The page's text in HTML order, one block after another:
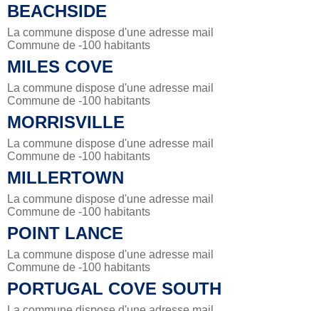
BEACHSIDE
La commune dispose d'une adresse mail
Commune de -100 habitants
MILES COVE
La commune dispose d'une adresse mail
Commune de -100 habitants
MORRISVILLE
La commune dispose d'une adresse mail
Commune de -100 habitants
MILLERTOWN
La commune dispose d'une adresse mail
Commune de -100 habitants
POINT LANCE
La commune dispose d'une adresse mail
Commune de -100 habitants
PORTUGAL COVE SOUTH